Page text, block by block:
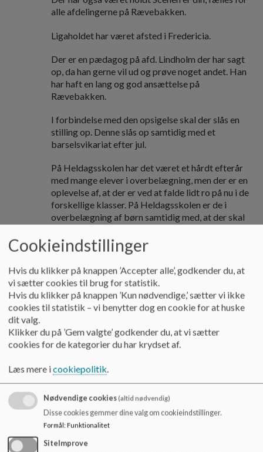
alle afdelingerne på Rævebakken.
Ligaholdet har været afsted i Fredericia.
Der er en pædagog på afd. Lindholm der har sagt
op, da han gerne vil ud og prøve noget andet. Han
har haft en lang og god ansættelse på
Rævebakken.
I forbindelse med den opsigelse skal der slås en
stilling op. Denne slås op samtidig med et
barselsvikariat efter jul.
På Heldagsskolen har det været et hårdt efterår
med mange elever i overbelægning, men der er en
oplevelse af, at der er ved at falde lidt ro på nu i de
forskellige klasser. På Heldagsskolen er de i
overbelægning af børn samtidig med, at der skal
TalSammen falder lige ned som fod i hose med
måden de arbejder på på Heldagsskolen, da det
giver et stort ejerskab og fremmer dialogerne. Det
har været en god proces.
D. 18/12 holder det samlede Nybroen et fælles
julearrangement kl. 15:00 på Bastionen.
Forældrene fra bestyrelsen er velkomne.
Principper for samarbejde mellem skole/børnehus og
forældre – første drøftelse
samarbejdet mellem skole/børnehus og forældre.
Cookieindstillinger
Hvis du klikker på knappen ’Accepter alle’, godkender du, at
vi sætter cookies til brug for statistik.
Hvis du klikker på knappen ’Kun nødvendige,’ sætter vi ikke
cookies til statistik – vi benytter dog en cookie for at huske
dit valg.
Klikker du på ’Gem valgte’ godkender du, at vi sætter
cookies for de kategorier du har krydset af.
Læs mere icookiepolitik.
Nødvendige cookies(altid nødvendig)
Disse cookies gemmer dine valg om cookieindstillinger.
Formål: Funktionalitet
SiteImprove